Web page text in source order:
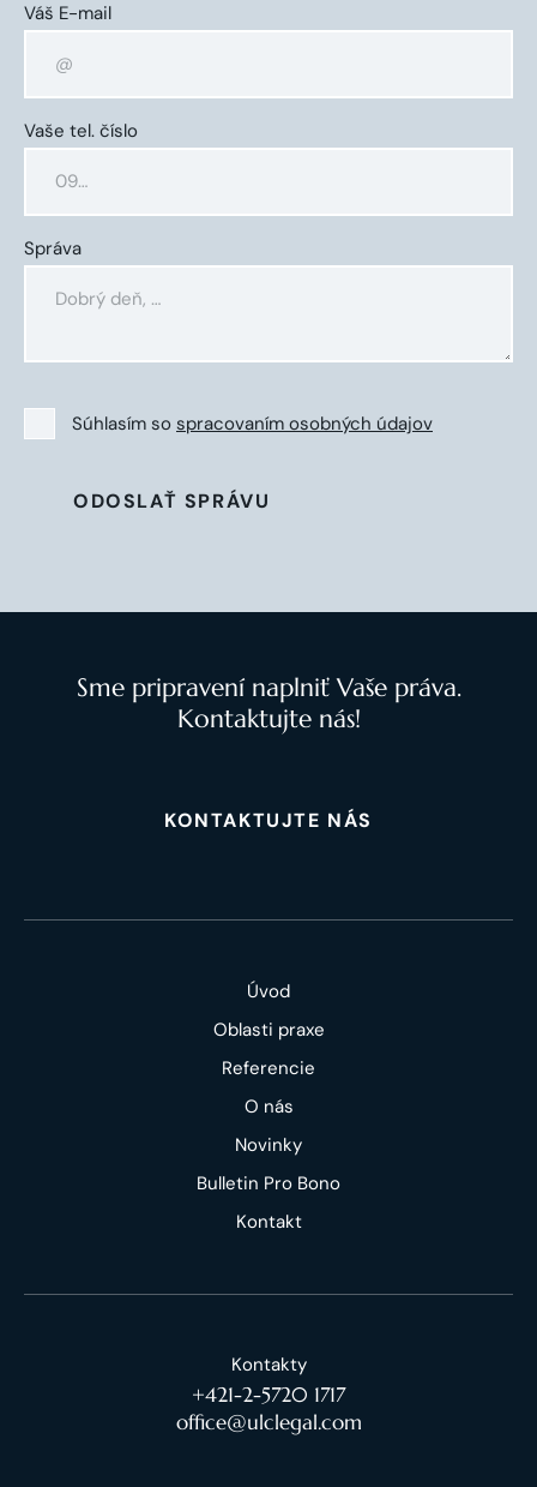
Váš E-mail
Vaše tel. číslo
Správa
Súhlasím so spracovaním osobných údajov
ODOSLAŤ SPRÁVU
Sme pripravení naplniť Vaše práva.
Kontaktujte nás!
KONTAKTUJTE NÁS
Úvod
Oblasti praxe
Referencie
O nás
Novinky
Bulletin Pro Bono
Kontakt
Kontakty
+421-2-5720 1717
office@ulclegal.com